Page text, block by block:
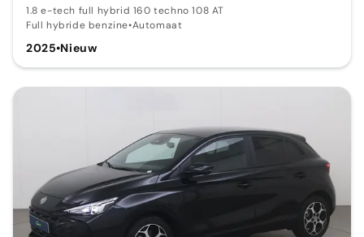
1.8 e-tech full hybrid 160 techno 108 AT
Full hybride benzine•Automaat
2025•Nieuw